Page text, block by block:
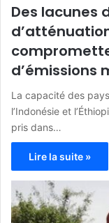
Des lacunes
d’émissions
La capacité des
l’Indonésie et
pris dans…
Lire la suite »